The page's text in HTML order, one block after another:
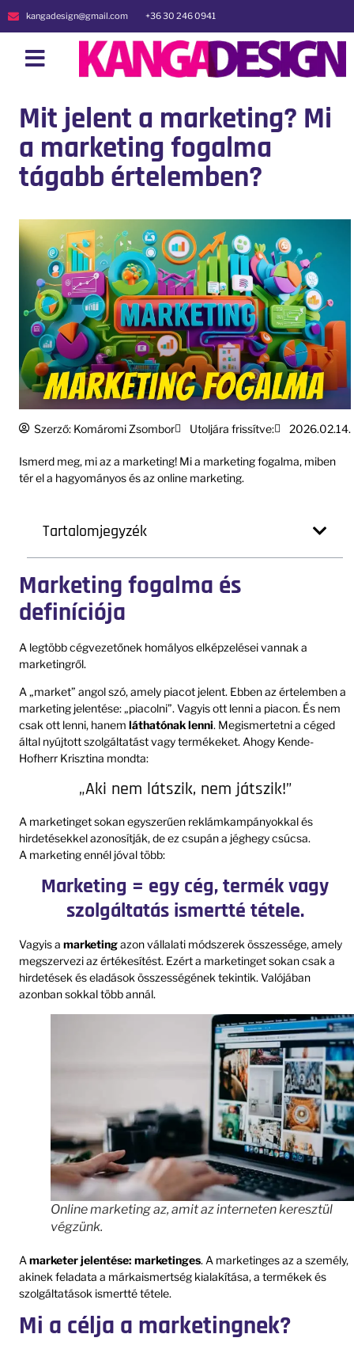
kangadesign@gmail.com +36 30 246 0941
Mit jelent a marketing? Mi
a marketing fogalma
tágabb értelemben?
Szerző: Komáromi Zsombor Utoljára frissítve: 2026.02.14.
Ismerd meg, mi az a marketing! Mi a marketing fogalma, miben
tér el a hagyományos és az online marketing.
Tartalomjegyzék
Marketing fogalma és
definíciója
A legtöbb cégvezetőnek homályos elképzelései vannak a
marketingről.
A „market” angol szó, amely piacot jelent. Ebben az értelemben a
marketing jelentése: „piacolni”. Vagyis ott lenni a piacon. És nem
csak ott lenni, hanem láthatónak lenni. Megismertetni a céged
által nyújtott szolgáltatást vagy termékeket. Ahogy Kende-
Hofherr Krisztina mondta:
„Aki nem látszik, nem játszik!”
A marketinget sokan egyszerűen reklámkampányokkal és
hirdetésekkel azonosítják, de ez csupán a jéghegy csúcsa.
A marketing ennél jóval több:
Marketing = egy cég, termék vagy
szolgáltatás ismertté tétele.
Vagyis a marketingazon vállalati módszerek összessége, amely
megszervezi az értékesítést. Ezért a marketinget sokan csak a
hirdetések és eladások összességének tekintik. Valójában
azonban sokkal több annál.
Online marketing az, amit az interneten keresztül
végzünk.
Amarketer jelentése: marketinges. A marketinges az a személy,
akinek feladata a márkaismertség kialakítása, a termékek és
szolgáltatások ismertté tétele.
Mi a célja a marketingnek?